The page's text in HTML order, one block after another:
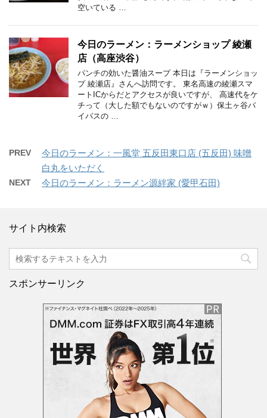
空いている …
今日のラーメン：ラーメンショップ 綾瀬
店（高座渋谷）
パンチの効いた醤油スープ 本日は『ラーメンショッ
プ 綾瀬店』さんへ訪問です。 東名高速の綾瀬スマ
ートICからだとアクセスが良いですが、 高速代をケ
チって（大した額でもないのですがｗ）保土ヶ谷バ
イパスの …
PREV
今日のラーメン：一風堂 五反田東口店 (五反田) 味噌
白丸をいただく
NEXT 今日のラーメン：ラーメン源絆家 (愛甲石田)
サイト内検索
スポンサーリンク